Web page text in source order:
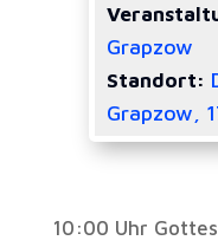
10:00 Uhr
Grapzow
Standort:
Grapzow,